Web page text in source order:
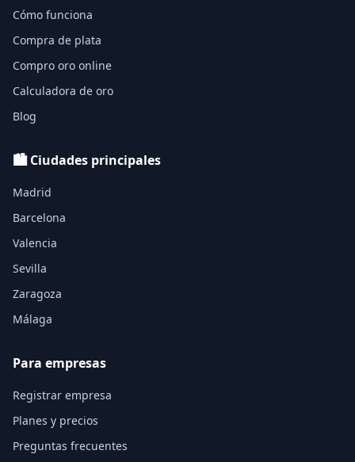
Cómo funciona
Compra de plata
Compro oro online
Calculadora de oro
Blog
🏙️ Ciudades principales
Madrid
Barcelona
Valencia
Sevilla
Zaragoza
Málaga
Para empresas
Registrar empresa
Planes y precios
Preguntas frecuentes